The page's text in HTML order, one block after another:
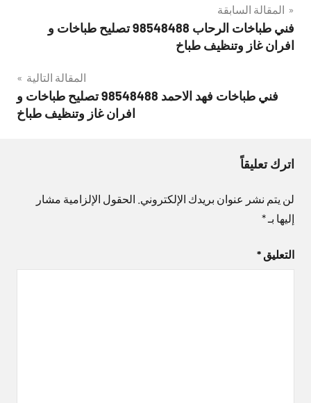
تصفّح
المقالات
المقالة السابقة
فني طباخات الرحاب 98548488 تصليح طباخات و
افران غاز وتنظيف طباخ
المقالة التالية
فني طباخات فهد الاحمد 98548488 تصليح طباخات و
افران غاز وتنظيف طباخ
اترك تعليقاً
لن يتم نشر عنوان بريدك الإلكتروني. الحقول الإلزامية مشار
إليها بـ*
التعليق *